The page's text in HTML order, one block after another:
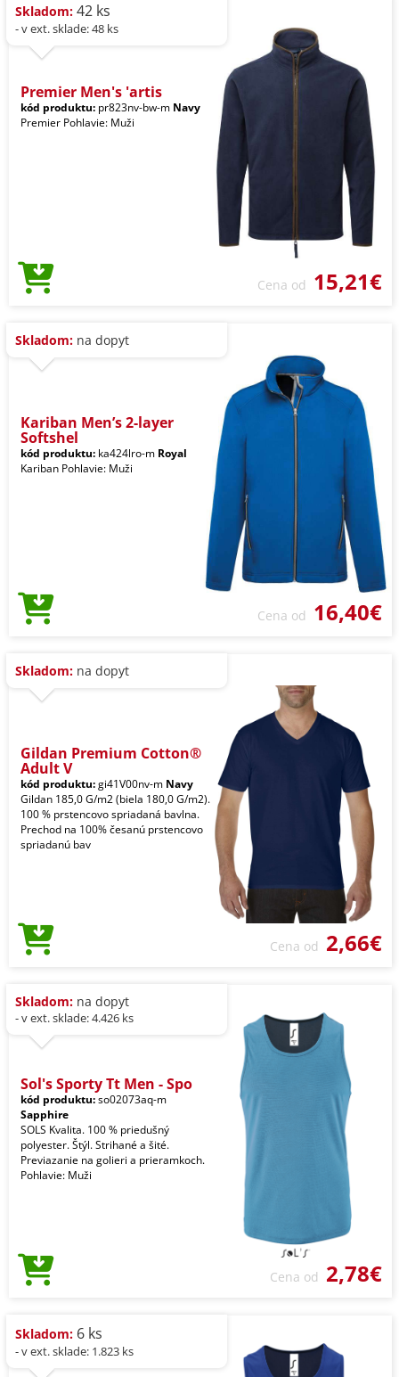
Skladom: 42 ks
- v ext. sklade: 48 ks
Premier Men's 'artis
kód produktu: pr823nv-bw-m Navy
Premier Pohlavie: Muži
Cena od 15,21€
Skladom: na dopyt
Kariban Men’s 2-layer
Softshel
kód produktu: ka424lro-m Royal
Kariban Pohlavie: Muži
Cena od 16,40€
Skladom: na dopyt
Gildan Premium Cotton®
Adult V
kód produktu:gi41V00nv-m Navy
Gildan 185,0 G/m2 (biela 180,0 G/m2).
100 % prstencovo spriadaná bavlna.
Prechod na 100% česanú prstencovo
spriadanú bav
Cena od 2,66€
Skladom: na dopyt
- v ext. sklade: 4.426 ks
Sol's Sporty Tt Men - Spo
kód produktu:so02073aq-m
Sapphire
SOLS Kvalita. 100 % priedušný
polyester. Štýl. Strihané a šité.
Previazanie na golieri a prieramkoch.
Pohlavie: Muži
Cena od 2,78€
Skladom: 6 ks
- v ext. sklade: 1.823 ks